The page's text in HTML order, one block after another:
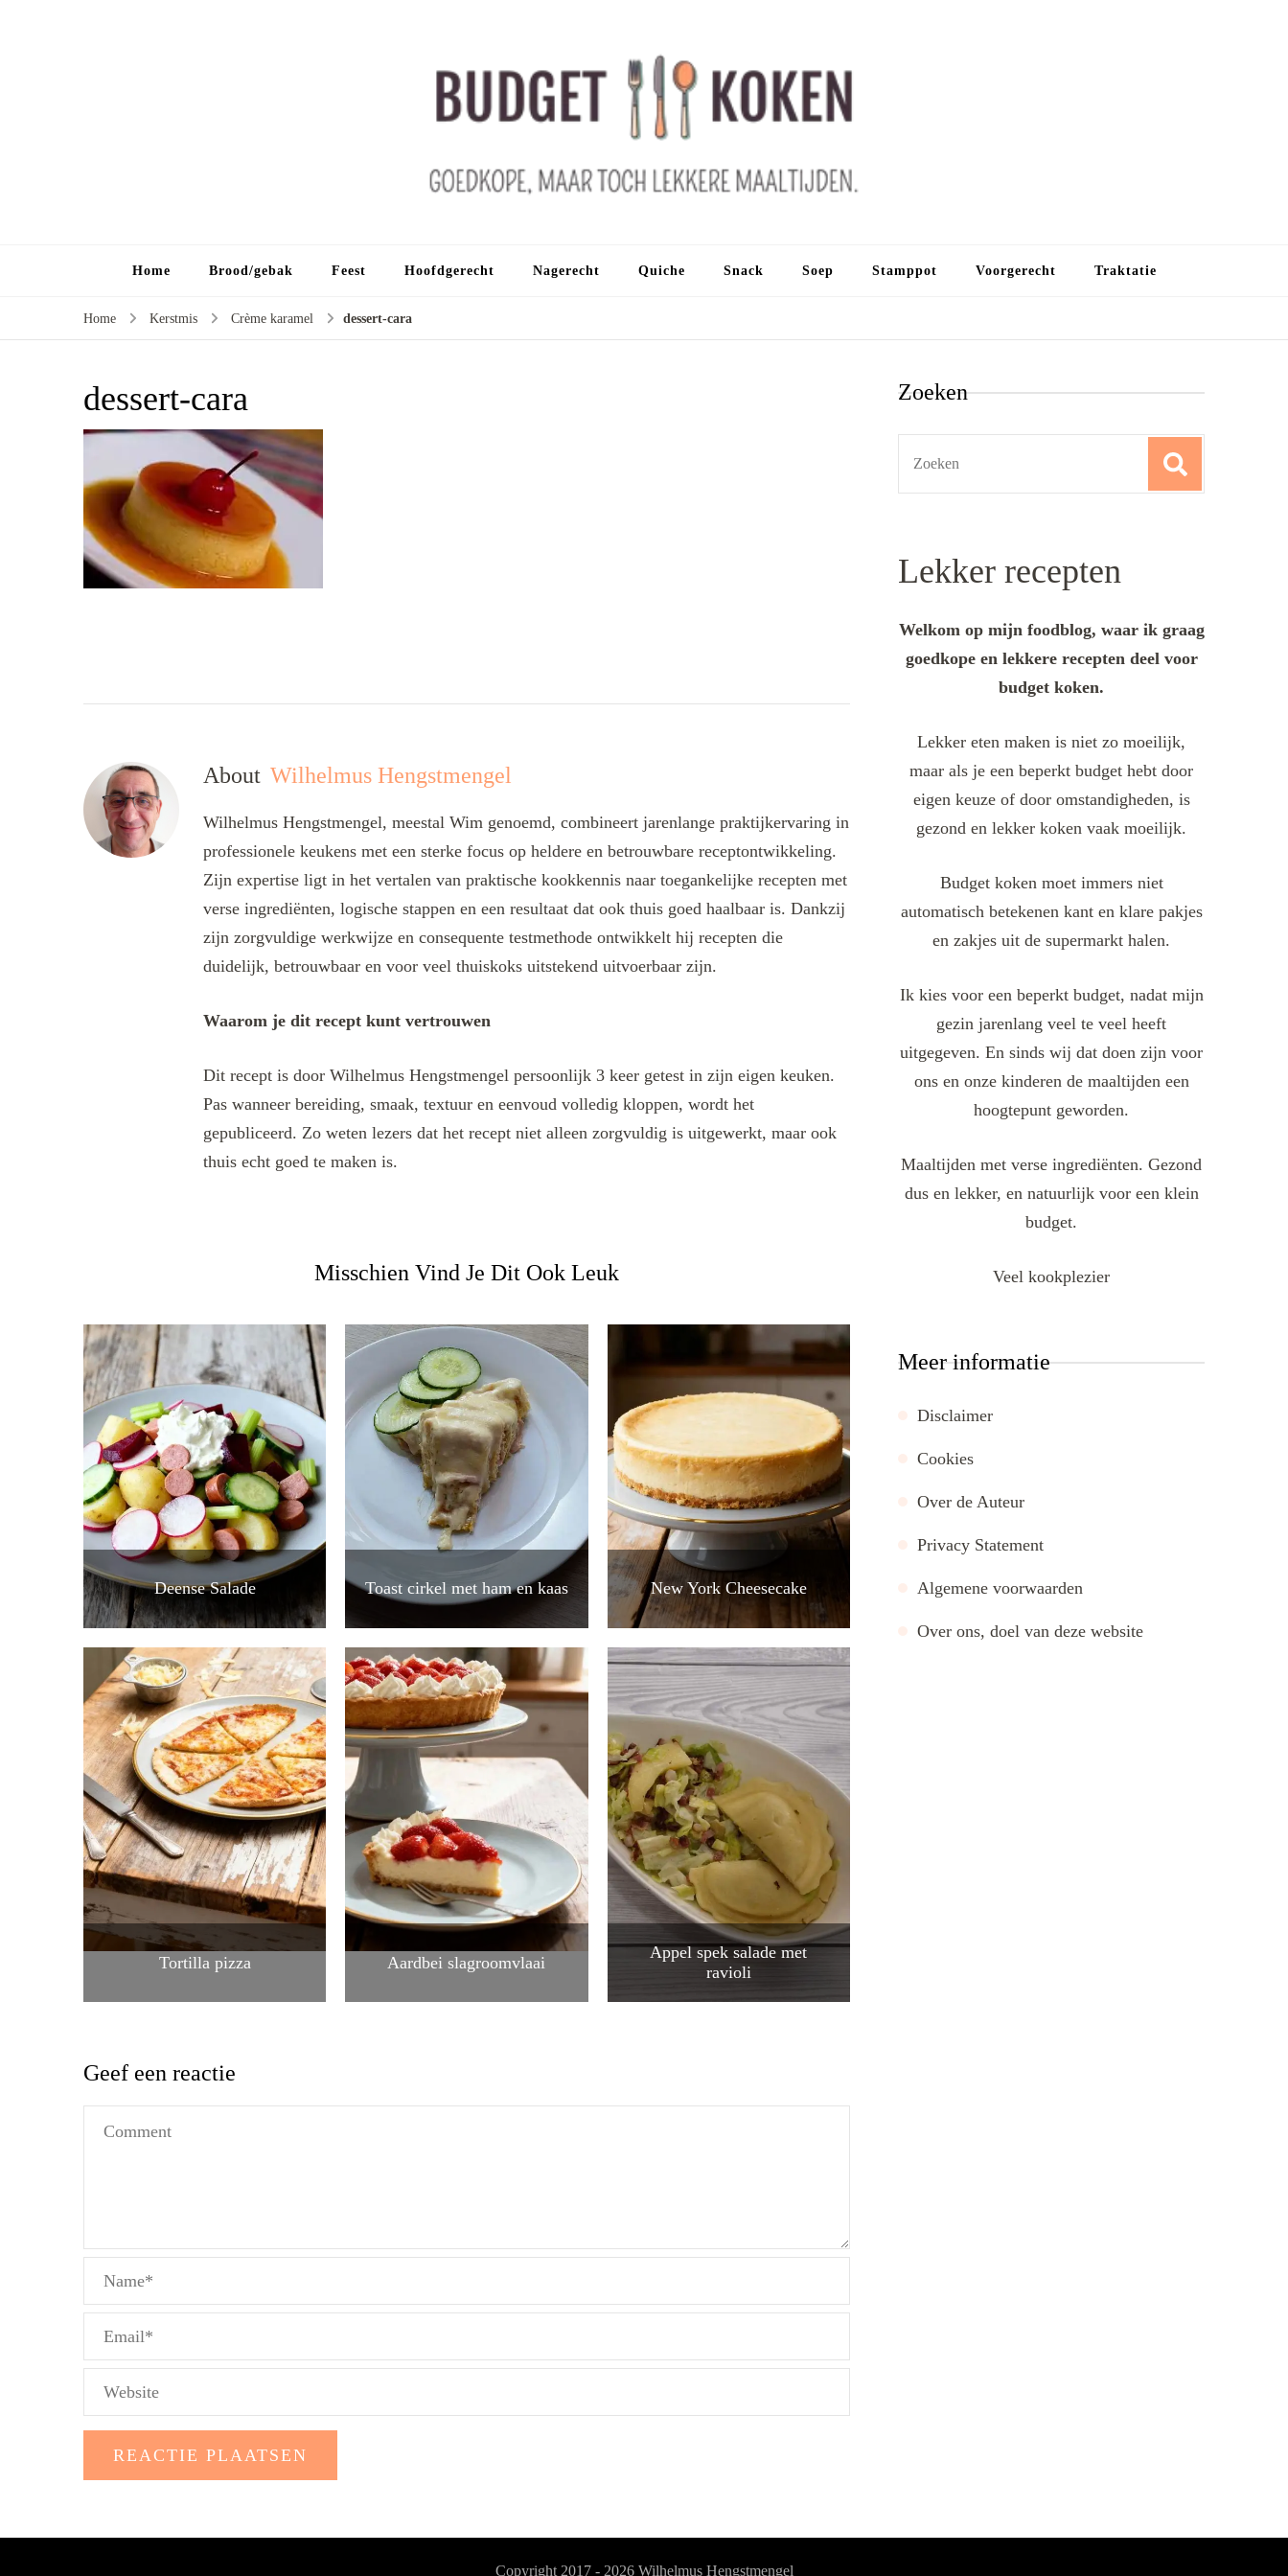
Home Brood/gebak Feest Hoofdgerecht Nagerecht Quiche Snack Soep Stamppot Voorgerecht Traktatie
Home Kerstmis Crème karamel dessert-cara
dessert-cara
About Wilhelmus Hengstmengel
Wilhelmus Hengstmengel, meestal Wim genoemd, combineert jarenlange praktijkervaring in
professionele keukens met een sterke focus op heldere en betrouwbare receptontwikkeling.
Zijn expertise ligt in het vertalen van praktische kookkennis naar toegankelijke recepten met
verse ingrediënten, logische stappen en een resultaat dat ook thuis goed haalbaar is. Dankzij
zijn zorgvuldige werkwijze en consequente testmethode ontwikkelt hij recepten die
duidelijk, betrouwbaar en voor veel thuiskoks uitstekend uitvoerbaar zijn.
Waarom je dit recept kunt vertrouwen
Dit recept is door Wilhelmus Hengstmengel persoonlijk 3 keer getest in zijn eigen keuken.
Pas wanneer bereiding, smaak, textuur en eenvoud volledig kloppen, wordt het
gepubliceerd. Zo weten lezers dat het recept niet alleen zorgvuldig is uitgewerkt, maar ook
thuis echt goed te maken is.
Misschien Vind Je Dit Ook Leuk
Deense Salade Toast cirkel met ham en kaas New York Cheesecake
Tortilla pizza Aardbei slagroomvlaai
Appel spek salade met
ravioli
Geef een reactie
Zoeken
Lekker recepten
Welkom op mijn foodblog, waar ik graag
goedkope en lekkere recepten deel voor
budget koken.
Lekker eten maken is niet zo moeilijk,
maar als je een beperkt budget hebt door
eigen keuze of door omstandigheden, is
gezond en lekker koken vaak moeilijk.
Budget koken moet immers niet
automatisch betekenen kant en klare pakjes
en zakjes uit de supermarkt halen.
Ik kies voor een beperkt budget, nadat mijn
gezin jarenlang veel te veel heeft
uitgegeven. En sinds wij dat doen zijn voor
ons en onze kinderen de maaltijden een
hoogtepunt geworden.
Maaltijden met verse ingrediënten. Gezond
dus en lekker, en natuurlijk voor een klein
budget.
Veel kookplezier
Meer informatie
Disclaimer
Cookies
Over de Auteur
Privacy Statement
Algemene voorwaarden
Over ons, doel van deze website
Copyright 2017 - 2026 Wilhelmus Hengstmengel